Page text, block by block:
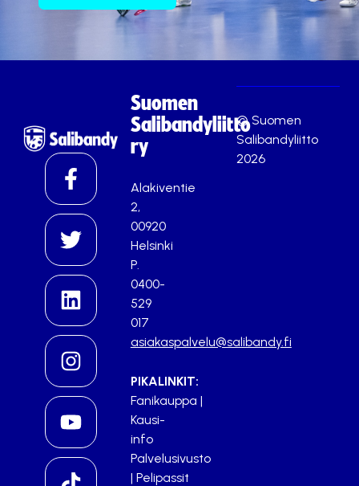
Suomen
Salibandyliitto
ry
Alakiventie
2,
00920
Helsinki
P.
0400-
529
017
asiakaspalvelu@salibandy.fi
PIKALINKIT:
Fanikauppa |
Kausi-
info
Palvelusivusto
| Pelipassit
© Suomen
Salibandyliitto
2026